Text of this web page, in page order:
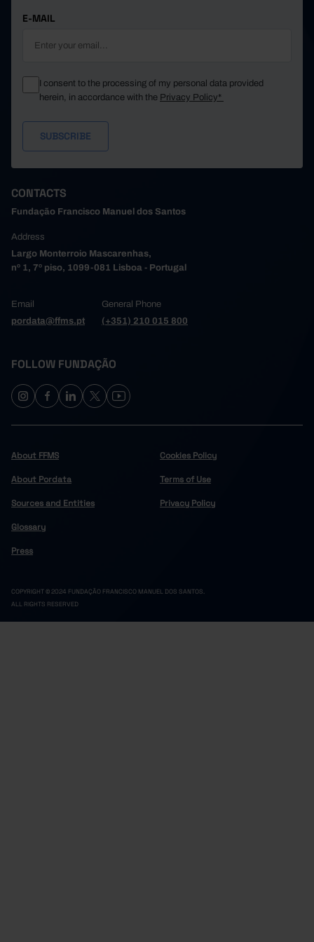
E-MAIL
I consent to the processing of my personal data provided
herein, in accordance with the Privacy Policy*
CONTACTS
Fundação Francisco Manuel dos Santos
Address
Largo Monterroio Mascarenhas,
nº 1, 7º piso, 1099-081 Lisboa - Portugal
Email
pordata@ffms.pt
General Phone
(+351) 210 015 800
FOLLOW FUNDAÇÃO
About FFMS
About Pordata
Sources and Entities
Glossary
Press
Cookies Policy
Terms of Use
Privacy Policy
COPYRIGHT © 2024 FUNDAÇÃO FRANCISCO MANUEL DOS SANTOS.
ALL RIGHTS RESERVED